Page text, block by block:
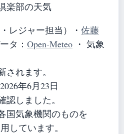
楽部の天気
・レジャー担当） ・ 佐藤
タ： Open-Meteo ・ 気象
れます。
年6月23日
しました。
国気象機関のものを
しています。